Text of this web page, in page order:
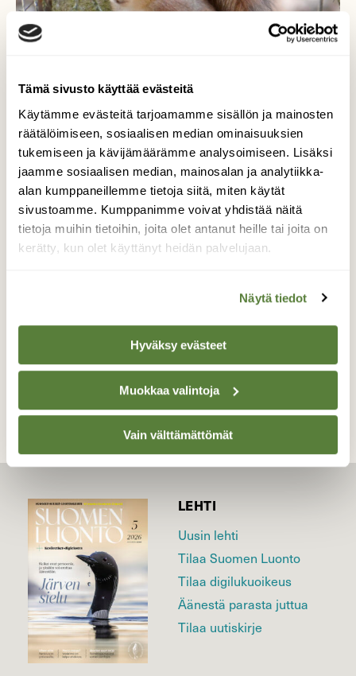
Tämä sivusto käyttää evästeitä
Käytämme evästeitä tarjoamamme sisällön ja mainosten
räätälöimiseen, sosiaalisen median ominaisuuksien
tukemiseen ja kävijämäärämme analysoimiseen. Lisäksi
jaamme sosiaalisen median, mainosalan ja analytiikka-
alan kumppaneillemme tietoja siitä, miten käytät
sivustoamme. Kumppanimme voivat yhdistää näitä
tietoja muihin tietoihin, joita olet antanut heille tai joita on
kerätty, kun olet käyttänyt heidän palvelujaan.
Näytä tiedot
Hyväksy evästeet
Muokkaa valintoja
Vain välttämättömät
Orava oksallaan
Kurre nauttii keväästä puistossa.
TAKAISIN LISTAAN
LEHTI
Uusin lehti
Tilaa Suomen Luonto
Tilaa digilukuoikeus
Äänestä parasta juttua
Tilaa uutiskirje